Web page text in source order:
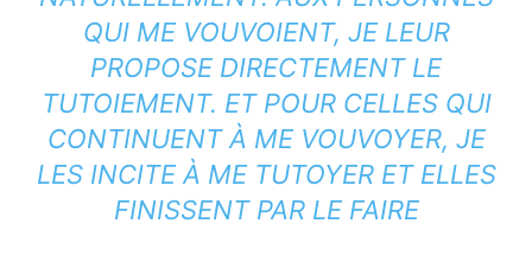
QUI ME VOUVOIENT, JE LEUR
PROPOSE DIRECTEMENT LE
TUTOIEMENT. ET POUR CELLES QUI
CONTINUENT À ME VOUVOYER, JE
LES INCITE À ME TUTOYER ET ELLES
FINISSENT PAR LE FAIRE